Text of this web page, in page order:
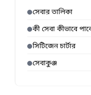
সেবার তালিকা
কী সেবা কীভাবে
সিটিজেন চার্টার
সেবাকুঞ্জ